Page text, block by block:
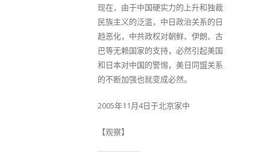
现在，由于中国硬实力的上升和独裁
民族主义的泛滥，中日政治关系的日
趋恶化，中共政权对朝鲜、伊朗、古
巴等无赖国家的支持，必然引起美国
和日本对中国的警惕，美日同盟关系
的不断加强也就变成必然。
2005年11月4日于北京家中
【观察】